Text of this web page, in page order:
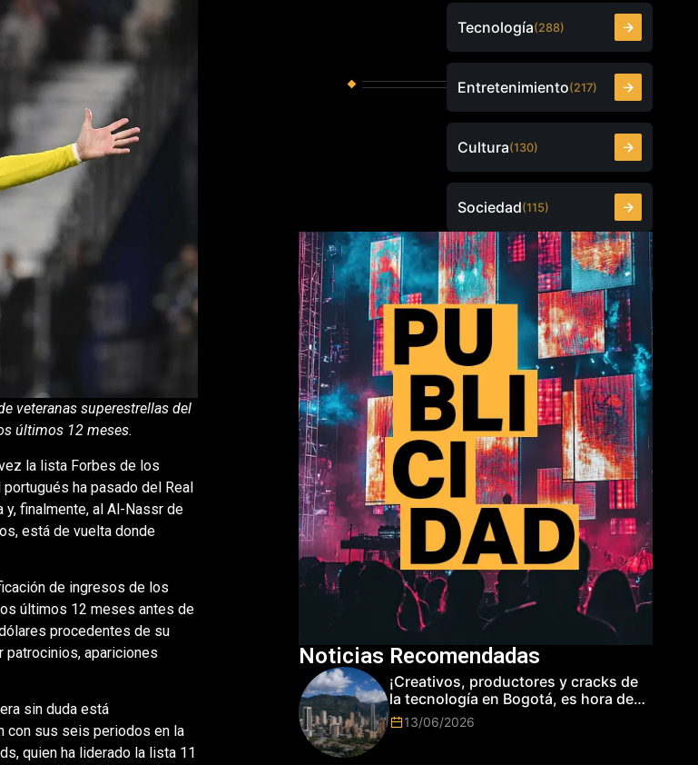
veteranas superestrellas del
últimos 12 meses.
la lista Forbes de los
ha pasado del Real
finalmente, al Al-Nassr de
está de vuelta donde
de ingresos de los
últimos 12 meses antes de
procedentes de su
patrocinios, apariciones
sin duda está
con sus seis periodos en la
quien ha liderado la lista 11
Tecnología(288)
Entretenimiento(217)
Cultura(130)
Sociedad(115)
Noticias Recomendadas
¡Creativos, productores y cracks de
la tecnología en Bogotá, es hora de
subir de nivel! Las marcas más top
del mundo esperan por su talento.
13/06/2026